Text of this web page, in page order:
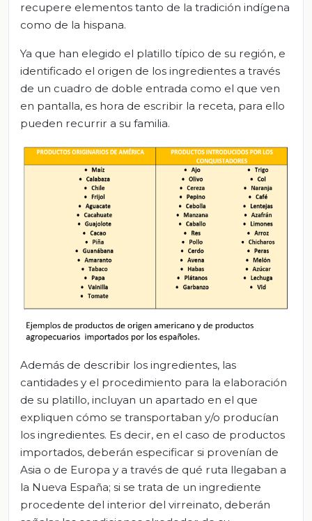
recupere elementos tanto de la tradición indígena
como de la hispana.
Ya que han elegido el platillo típico de su región, e
identificado el origen de los ingredientes a través
de un cuadro de doble entrada como el que ven
en pantalla, es hora de escribir la receta, para ello
pueden recurrir a su familia.
Además de describir los ingredientes, las
cantidades y el procedimiento para la elaboración
de su platillo, incluyan un apartado en el que
expliquen cómo se transportaban y/o producían
los ingredientes. Es decir, en el caso de productos
importados, deberán especificar si provenían de
Asia o de Europa y a través de qué ruta llegaban a
la Nueva España; si se trata de un ingrediente
procedente del interior del virreinato, deberán